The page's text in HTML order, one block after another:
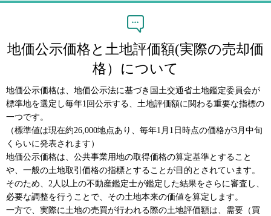
地価公示価格と土地評価額(実際の売却価
格）について
地価公示価格は、地価公示法に基づき国土交通省土地鑑定委員会が
標準地を選定し毎年1回公示する、土地評価額に関わる重要な指標の
一つです。
（標準値は現在約26,000地点あり、毎年1月1日時点の価格が3月中旬
くらいに発表されます）
地価公示価格は、公共事業用地の取得価格の算定基準とすること
や、一般の土地取引価格の指標とすることが目的とされています。
そのため、2人以上の不動産鑑定士が鑑定した結果をさらに審査し、
必要な調整を行うことで、その土地本来の価値を算定します。
一方で、実際に土地の売買が行われる際の土地評価額は、需要（買